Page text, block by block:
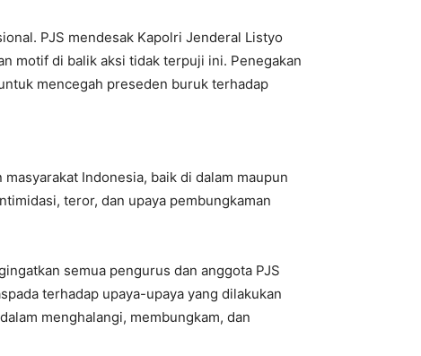
PJS mendesak Kapolri Jenderal Listyo
motif di balik aksi tidak terpuji ini. Penegakan
mencegah preseden buruk terhadap
Indonesia, baik di dalam maupun
teror, dan upaya pembungkaman
semua pengurus dan anggota PJS
terhadap upaya-upaya yang dilakukan
menghalangi, membungkam, dan